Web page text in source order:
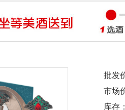
批发
市场
库存